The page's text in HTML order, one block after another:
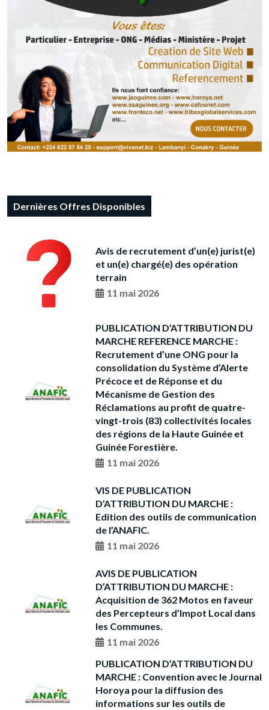
Dernières Offres Disponibles
Avis de recrutement d’un(e) jurist(e)
et un(e) chargé(e) des opération
terrain
11 mai 2026
PUBLICATION D’ATTRIBUTION DU
MARCHE REFERENCE MARCHE :
Recrutement d’une ONG pour la
consolidation du Système d’Alerte
Précoce et de Réponse et du
Mécanisme de Gestion des
Réclamations au profit de quatre-
vingt-trois (83) collectivités locales
des régions de la Haute Guinée et
Guinée Forestière.
11 mai 2026
VIS DE PUBLICATION
D’ATTRIBUTION DU MARCHE :
Edition des outils de communication
de l’ANAFIC.
11 mai 2026
AVIS DE PUBLICATION
D’ATTRIBUTION DU MARCHE :
Acquisition de 362 Motos en faveur
des Percepteurs d’Impot Local dans
les Communes.
11 mai 2026
PUBLICATION D’ATTRIBUTION DU
MARCHE : Convention avec le Journal
Horoya pour la diffusion des
informations sur les outils de